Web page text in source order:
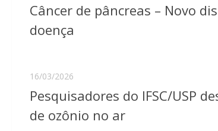
Câncer de pâncreas – Novo
doença
16/03/2026
Pesquisadores do IFSC/USP
de ozônio no ar